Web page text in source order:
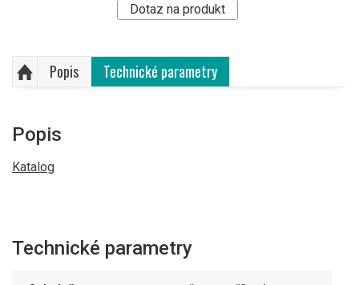
Dotaz na produkt
Popis Technické parametry
Popis
Katalog
Technické parametry